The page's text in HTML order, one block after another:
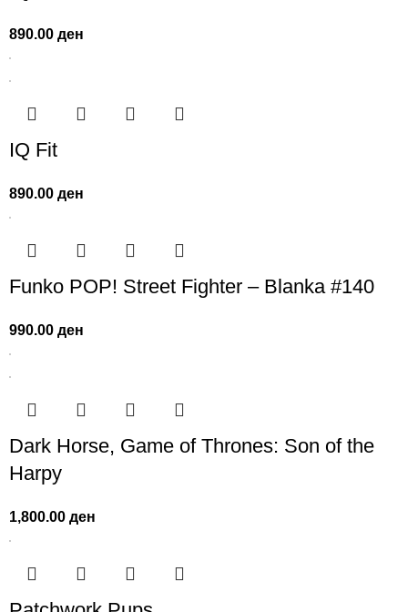
890.00ден
IQ Fit
890.00ден
Funko POP! Street Fighter – Blanka #140
990.00ден
Dark Horse, Game of Thrones: Son of the
Harpy
1,800.00ден